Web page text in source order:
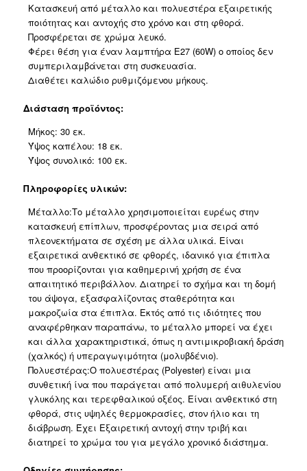
Κατασκευή από μέταλλο και πολυεστέρα εξαιρετικής
ποιότητας και αντοχής στο χρόνο και στη φθορά.
Προσφέρεται σε χρώμα λευκό.
Φέρει θέση για έναν λαμπτήρα Ε27 (60W) ο οποίος δεν
συμπεριλαμβάνεται στη συσκευασία.
Διαθέτει καλώδιο ρυθμιζόμενου μήκους.
Διάσταση προϊόντος:
Μήκος: 30 εκ.
Ύψος καπέλου: 18 εκ.
Ύψος συνολικό: 100 εκ.
Πληροφορίες υλικών:
Μέταλλο:Το μέταλλο χρησιμοποιείται ευρέως στην
κατασκευή επίπλων, προσφέροντας μια σειρά από
πλεονεκτήματα σε σχέση με άλλα υλικά. Είναι
εξαιρετικά ανθεκτικό σε φθορές, ιδανικό για έπιπλα
που προορίζονται για καθημερινή χρήση σε ένα
απαιτητικό περιβάλλον. Διατηρεί το σχήμα και τη δομή
του άψογα, εξασφαλίζοντας σταθερότητα και
μακροζωία στα έπιπλα. Εκτός από τις ιδιότητες που
αναφέρθηκαν παραπάνω, το μέταλλο μπορεί να έχει
και άλλα χαρακτηριστικά, όπως η αντιμικροβιακή δράση
(χαλκός) ή υπεραγωγιμότητα (μολυβδένιο).
Πολυεστέρας:Ο πολυεστέρας (Polyester) είναι μια
συνθετική ίνα που παράγεται από πολυμερή αιθυλενίου
γλυκόλης και τερεφθαλικού οξέος. Είναι ανθεκτικό στη
φθορά, στις υψηλές θερμοκρασίες, στον ήλιο και τη
διάβρωση. Έχει Εξαιρετική αντοχή στην τριβή και
διατηρεί το χρώμα του για μεγάλο χρονικό διάστημα.